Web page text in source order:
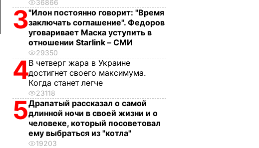
36866
3"Илон постоянно говорит: "Время
заключать соглашение". Федоров
уговаривает Маска уступить в
отношении Starlink – СМИ
29350
4В четверг жара в Украине
достигнет своего максимума.
Когда станет легче
23118
5Драпатый рассказал о самой
длинной ночи в своей жизни и о
человеке, который посоветовал
ему выбраться из "котла"
19203